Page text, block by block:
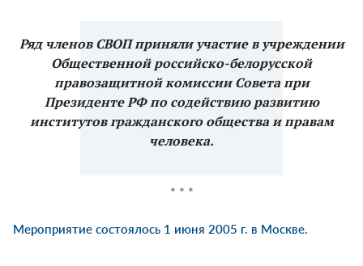
Ряд членов СВОП приняли участие в учреждении
Общественной российско-белорусской
правозащитной комиссии Совета при
Президенте РФ по содействию развитию
институтов гражданского общества и правам
человека.
* * *
Мероприятие состоялось 1 июня 2005 г. в Москве.